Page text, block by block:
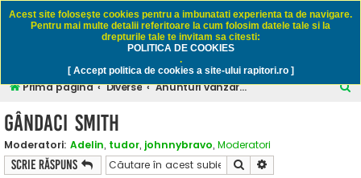
Rapitori.ro - Pescuit sportiv
Prima pagină Diverse Anunturi vanzare / cumparare - numai pescuit
C
Gândaci Smith
Moderatori: Adelin, tudor, johnnybravo, Moderatori
Scrie răspuns Căutare
Acest site foloseşte cookies pentru a imbunatati experienta ta de navigare.
Pentru mai multe detalii referitoare la cum folosim datele tale si la
drepturile tale te invitam sa citesti:
POLITICA DE COOKIES
.
[ Accept politica de cookies a site-ului rapitori.ro ]